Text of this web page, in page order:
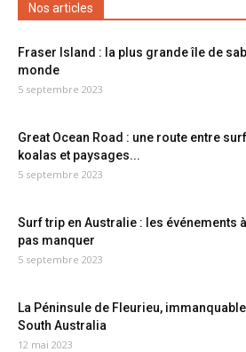
Nos articles
Fraser Island : la plus grande île de
monde
5 septembre 2023
Great Ocean Road : une route entre
koalas et paysages...
5 septembre 2023
Surf trip en Australie : les événements
pas manquer
5 septembre 2023
La Péninsule de Fleurieu,
South Australia
12 mai 2023